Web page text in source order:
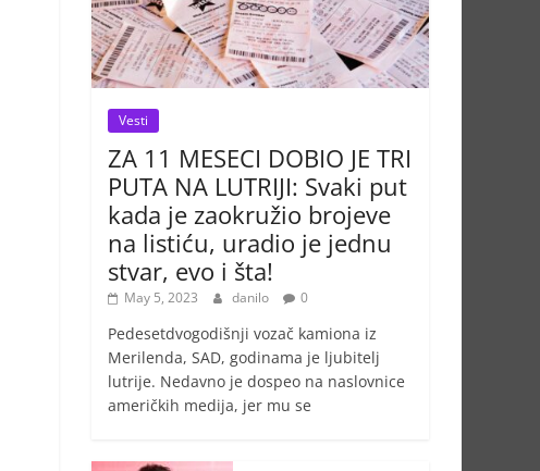
Vesti
ZA 11 MESECI DOBIO JE TRI
PUTA NA LUTRIJI: Svaki put
kada je zaokružio brojeve
na listiću, uradio je jednu
stvar, evo i šta!
May 5, 2023 danilo 0
Pedesetdvogodišnji vozač kamiona iz
Merilenda, SAD, godinama je ljubitelj
lutrije. Nedavno je dospeo na naslovnice
američkih medija, jer mu se